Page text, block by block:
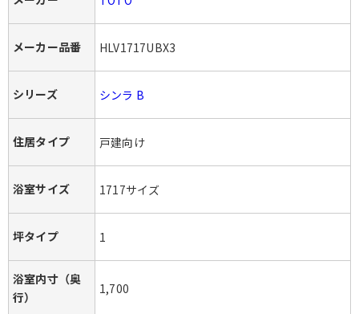
メーカー品番 HLV1717UBX3
シリーズ シンラ B
住居タイプ 戸建向け
浴室サイズ 1717サイズ
坪タイプ 1
浴室内寸（奥
行）
1,700